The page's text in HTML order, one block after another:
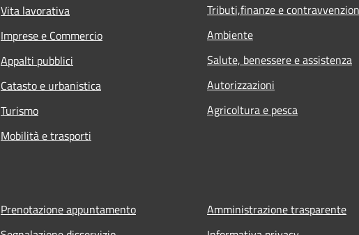
Vita lavorativa
Imprese e Commercio
Appalti pubblici
Catasto e urbanistica
Turismo
Mobilità e trasporti
Tributi,finanze e
Ambiente
Salute, benessere e assistenza
Autorizzazioni
Agricoltura e pesca
Prenotazione appuntamento
Amministrazione trasparente